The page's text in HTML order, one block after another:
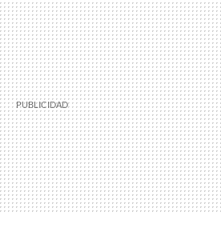
MAIL